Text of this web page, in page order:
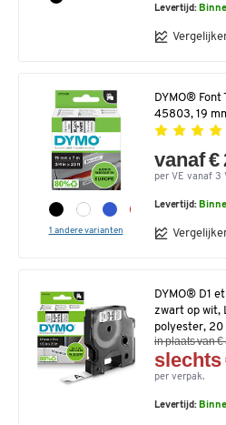
Levertijd:
1 andere varianten
DYMO® Font
45803, 19
vanaf €
per VE vanaf 3
Levertijd:
DYMO® D1
zwart op wit,
polyester, 20
in plaats van
slechts
per verpak.
Levertijd: